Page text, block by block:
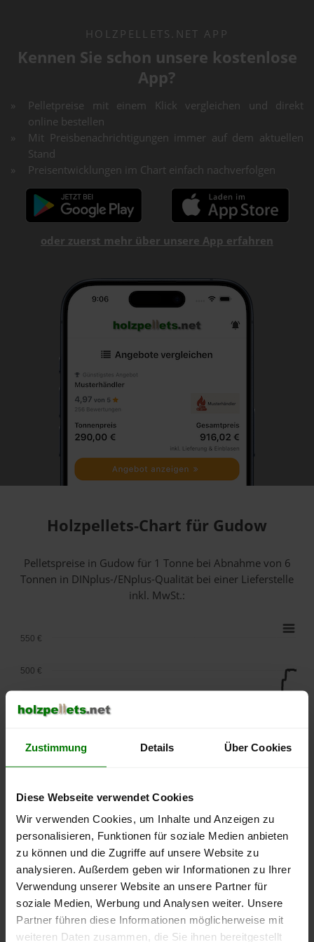
Zustimmung Details Über Cookies
Diese Webseite verwendet Cookies
Wir verwenden Cookies, um Inhalte und Anzeigen zu
personalisieren, Funktionen für soziale Medien anbieten
zu können und die Zugriffe auf unsere Website zu
analysieren. Außerdem geben wir Informationen zu Ihrer
Verwendung unserer Website an unsere Partner für
soziale Medien, Werbung und Analysen weiter. Unsere
Partner führen diese Informationen möglicherweise mit
weiteren Daten zusammen, die Sie ihnen bereitgestellt
HOLZPELLETS.NET APP
Kennen Sie schon unsere kostenlose
App?
Pelletpreise mit einem Klick vergleichen und direkt
online bestellen
Mit Preisbenachrichtigungen immer auf dem aktuellen
Stand
Preisentwicklungen im Chart einfach nachverfolgen
oder zuerst mehr über unsere App erfahren
Holzpellets-Chart für Gudow
Pelletspreise in Gudow für 1 Tonne bei Abnahmevon 6
Tonnen in DINplus-/ENplus-Qualität bei einer Lieferstelle
inkl. MwSt.:
lose Ware Sackware
September
2025
Januar
2026
Mai
2026
300 €
350 €
450 €
500 €
550 €
Die aktuelle Preisentwicklung für Holzpellets in Deutschland
können Sie jederzeit auf unsererPelletspreise-Seite
nachvollziehen.